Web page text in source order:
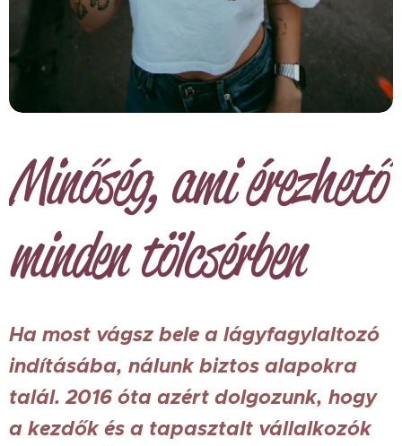
Minőség, ami érezhető
minden tölcsérben
Ha most vágsz bele a lágyfagylaltozó
indításába, nálunk biztos alapokra
talál. 2016 óta azért dolgozunk, hogy
a kezdők és a tapasztalt vállalkozók